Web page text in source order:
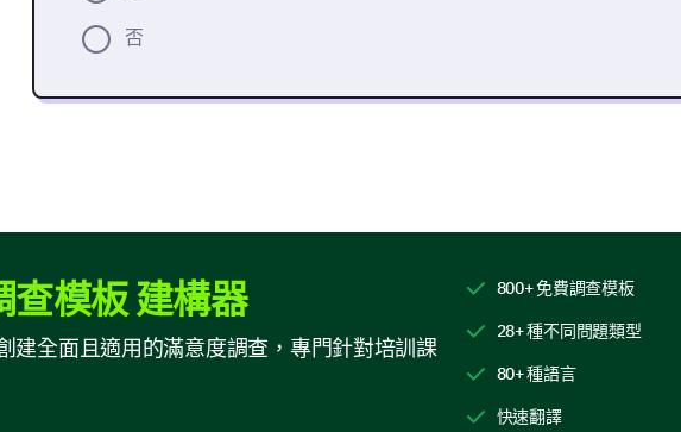
否
專業知識
查模板 建構器
建全面且適用的滿意度調查，專門針對培訓課
800+ 免費調查模板
28+ 種不同問題類型
80+ 種語言
快速翻譯